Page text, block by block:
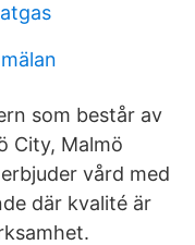
som består av
City, Malmö
vård med
där kvalité är